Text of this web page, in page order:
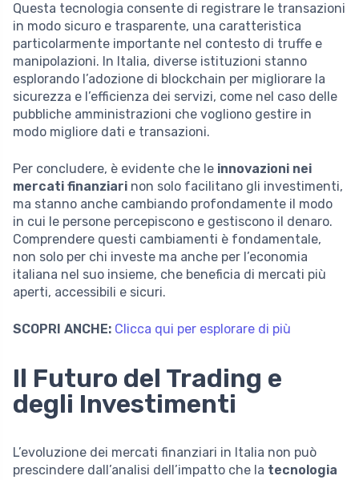
Questa tecnologia consente di registrare le transazioni
in modo sicuro e trasparente, una caratteristica
particolarmente importante nel contesto di truffe e
manipolazioni. In Italia, diverse istituzioni stanno
esplorando l’adozione di blockchain per migliorare la
sicurezza e l’efficienza dei servizi, come nel caso delle
pubbliche amministrazioni che vogliono gestire in
modo migliore dati e transazioni.
Per concludere, è evidente che le innovazioni nei
mercati finanziari non solo facilitano gli investimenti,
ma stanno anche cambiando profondamente il modo
in cui le persone percepiscono e gestiscono il denaro.
Comprendere questi cambiamenti è fondamentale,
non solo per chi investe ma anche per l’economia
italiana nel suo insieme, che beneficia di mercati più
aperti, accessibili e sicuri.
SCOPRI ANCHE: Clicca qui per esplorare di più
Il Futuro del Trading e
degli Investimenti
L’evoluzione dei mercati finanziari in Italia non può
prescindere dall’analisi dell’impatto che la tecnologia